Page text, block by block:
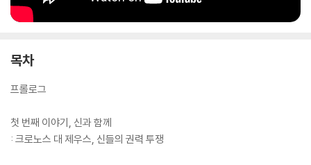
목차
프롤로그
첫 번째 이야기, 신과 함께
: 크로노스 대 제우스, 신들의 권력 투쟁